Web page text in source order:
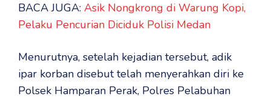
BACA JUGA: Asik Nongkrong di Warung Kopi,
Pelaku Pencurian Diciduk Polisi Medan
Menurutnya, setelah kejadian tersebut, adik
ipar korban disebut telah menyerahkan diri ke
Polsek Hamparan Perak, Polres Pelabuhan